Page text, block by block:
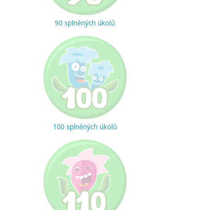
90 splněných úkolů
100 splněných úkolů